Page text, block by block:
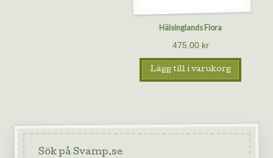
Hälsinglands Flora
475.00 kr
Lägg till i varukorg
Sök på Svamp.se